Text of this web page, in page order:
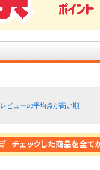
レビューの平均点が高い順